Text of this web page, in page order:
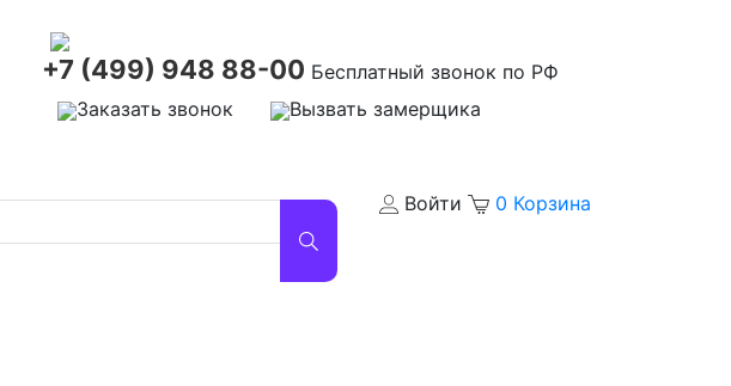
+7 (499) 948 88-00 Бесплатный звонок по РФ
Заказать звонок
Вызвать замерщика
Войти
0 Корзина